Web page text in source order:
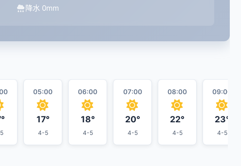
降水 0mm
05:00
17°
4-5
06:00
18°
4-5
07:00
20°
4-5
08:00
22°
4-5
09:00
23°
4-5